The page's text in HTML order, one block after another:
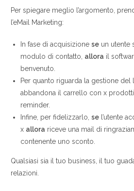
Per spiegare meglio l’argomento,
l’eMail Marketing:
In fase di acquisizionese un utente
modulo di contatto, allora il
benvenuto.
Per quanto riguarda la gestione
abbandona il carrello con x prodotti
reminder.
Infine, per fidelizzarlo,se l’utente
x allora riceve una mail di
contenente uno sconto.
Qualsiasi sia il tuo business, il tuo
relazioni.